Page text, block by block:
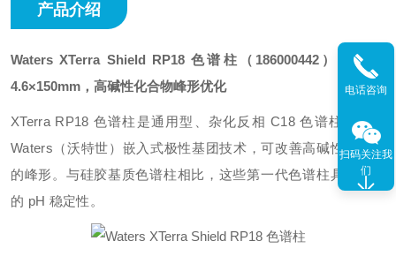
产品介绍
Waters XTerra Shield RP18 色谱柱
（186000442）| 3.5μm
4.6×150mm，高碱性化合物峰形优化
XTerra RP18 色谱柱是通用型、杂化反相 C18 色谱柱，采用
Waters（沃特世）嵌入式极性基团技术，可改善高碱性化合物
的峰形。与硅胶基质色谱柱相比，这些第一代色谱柱具有出色
的 pH 稳定性。
电话咨询
扫码关注我
们